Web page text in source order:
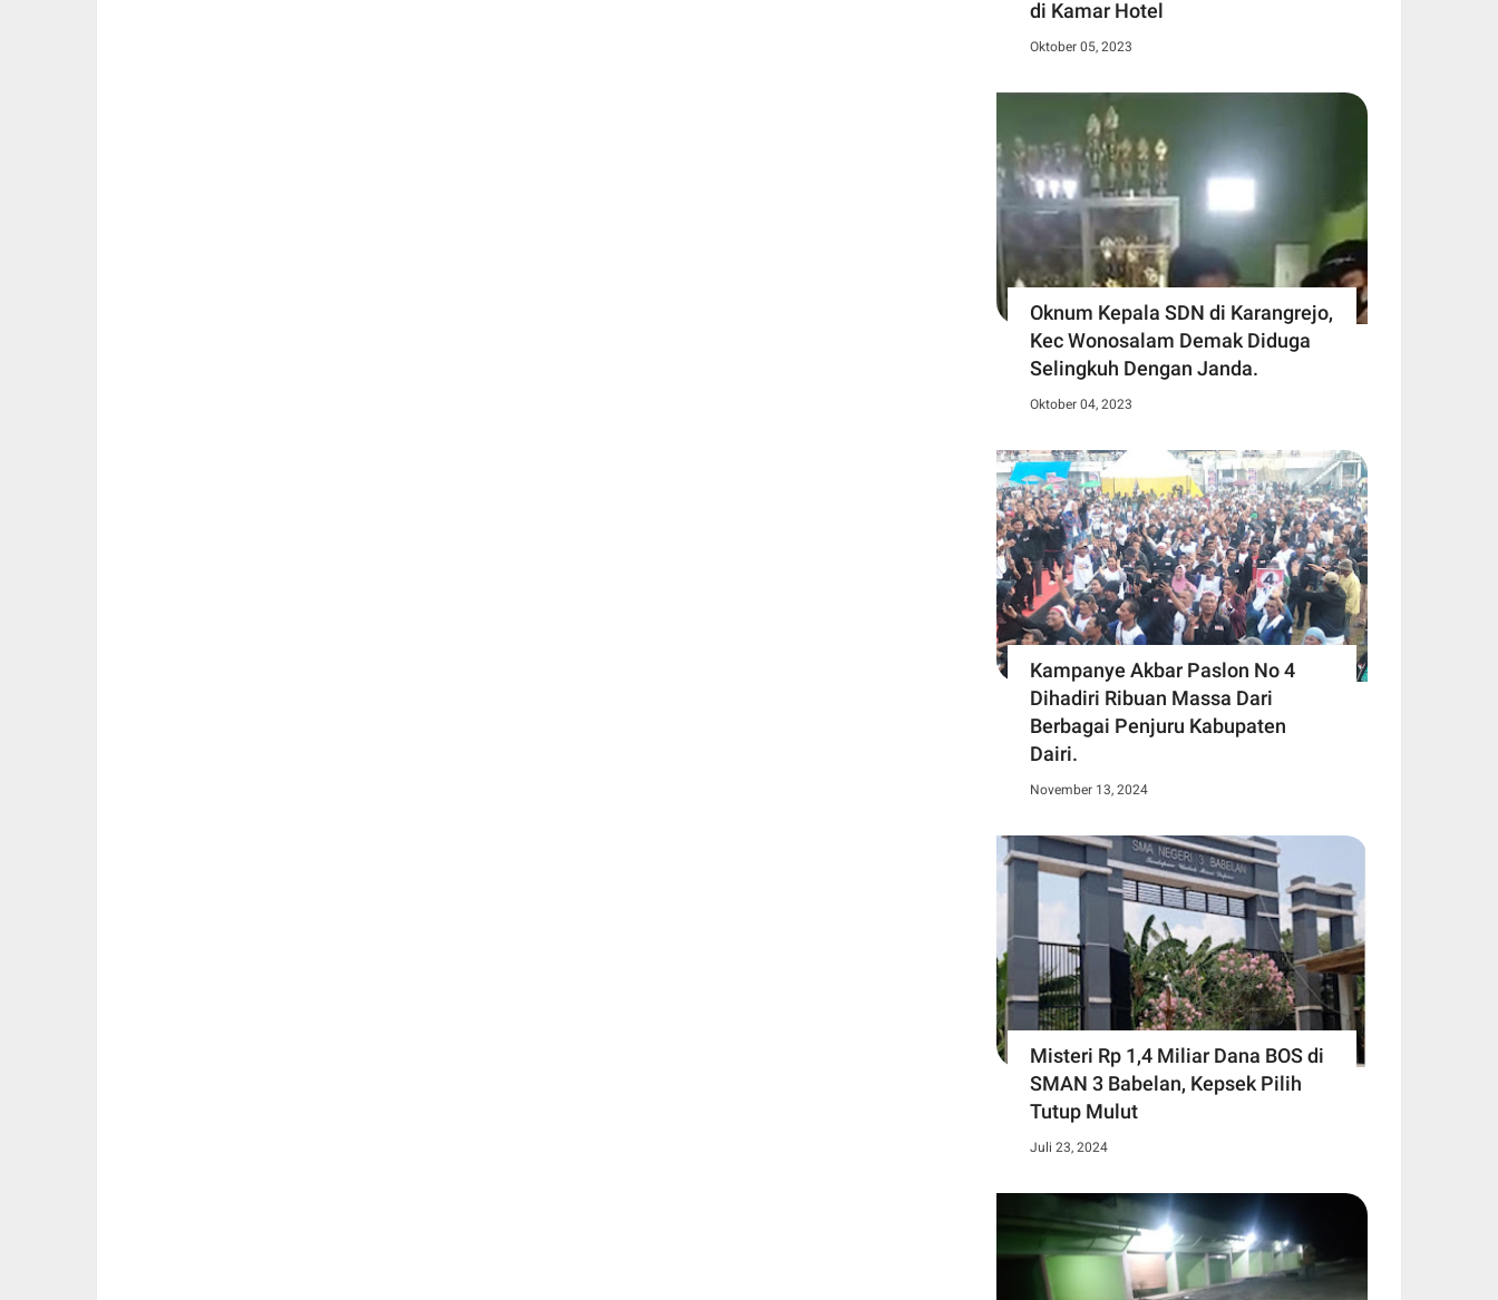
di Kamar Hotel
Oktober 05, 2023
Oknum Kepala SDN di Karangrejo,
Kec Wonosalam Demak Diduga
Selingkuh Dengan Janda.
Oktober 04, 2023
Kampanye Akbar Paslon No 4
Dihadiri Ribuan Massa Dari
Berbagai Penjuru Kabupaten
Dairi.
November 13, 2024
Misteri Rp 1,4 Miliar Dana BOS di
SMAN 3 Babelan, Kepsek Pilih
Tutup Mulut
Juli 23, 2024